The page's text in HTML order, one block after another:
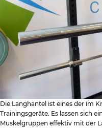
Die Langhantel ist eines der im
Trainingsgeräte. Es lassen sich
Muskelgruppen effektiv mit der